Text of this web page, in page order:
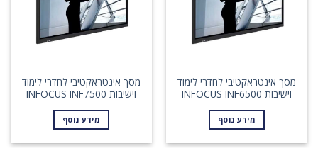
מסך אינטראקטיבי לחדרי לימוד
וישיבות INFOCUS INF6500
מידע נוסף
מסך אינטראקטיבי לחדרי לימוד
וישיבות INFOCUS INF7500
מידע נוסף